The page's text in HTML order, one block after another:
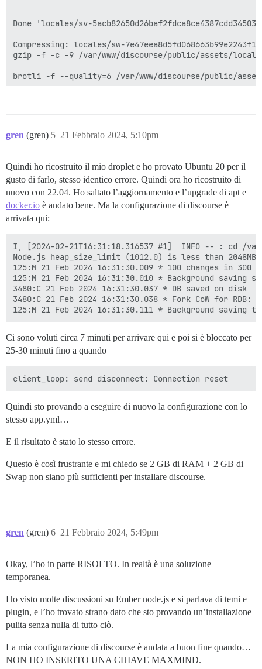
gren (gren) 21 Febbraio 2024, 5:10pm
5
Quindi ho ricostruito il mio droplet e ho provato Ubuntu 20 per il
gusto di farlo, stesso identico errore. Quindi ora ho ricostruito di
nuovo con 22.04. Ho saltato l’aggiornamento e l’upgrade di apt e
docker.io è andato bene. Ma la configurazione di discourse è
arrivata qui:
I, [2024-02-21T16:31:18.316537 #1]  INFO -- : cd /
Node.js heap_size_limit (1012.0) is less than
125:M 21 Feb 2024 16:31:30.009 * 100 changes in 300
125:M 21 Feb 2024 16:31:30.010 * Background saving
3480:C 21 Feb 2024 16:31:30.037 * DB saved on disk
3480:C 21 Feb 2024 16:31:30.038 * Fork CoW for RDB:
Ci sono voluti circa 7 minuti per arrivare qui e poi si è bloccato per
25-30 minuti fino a quando
Quindi sto provando a eseguire di nuovo la configurazione con lo
stesso app.yml…
E il risultato è stato lo stesso errore.
Questo è così frustrante e mi chiedo se 2 GB di RAM + 2 GB di
Swap non siano più sufficienti per installare discourse.
gren (gren) 21 Febbraio 2024, 5:49pm
6
Okay, l’ho in parte RISOLTO. In realtà è una soluzione
temporanea.
Ho visto molte discussioni su Ember node.js e si parlava di temi e
plugin, e l’ho trovato strano dato che sto provando un’installazione
pulita senza nulla di tutto ciò.
La mia configurazione di discourse è andata a buon fine quando…
NON HO INSERITO UNA CHIAVE MAXMIND.